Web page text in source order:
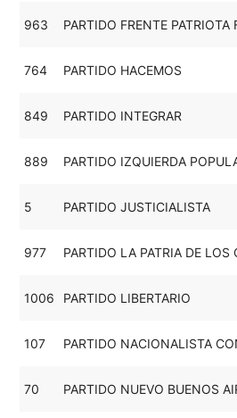
963 PARTIDO FRENTE PATRIOTA
764 PARTIDO HACEMOS
849 PARTIDO INTEGRAR
889 PARTIDO IZQUIERDA
5 PARTIDO JUSTICIALISTA
977 PARTIDO LA PATRIA DE LOS
1006 PARTIDO LIBERTARIO
107 PARTIDO NACIONALISTA
70 PARTIDO NUEVO BUENOS